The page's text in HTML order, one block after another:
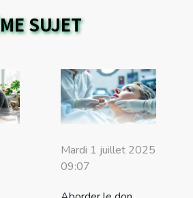
SUJET
Mardi 1 juillet 2025
09:07